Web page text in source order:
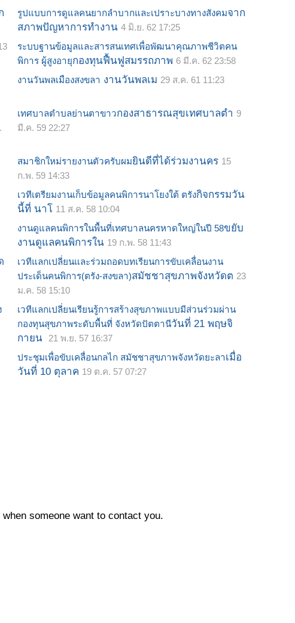
รูปแบบการดูแลคนยากลำบากและเปราะบางทางสังคมจาก
สภาพปัญหาการทำงาน 4 มิ.ย. 62 17:25
ระบบฐานข้อมูลและสารสนเทศเพื่อพัฒนาคุณภาพชีวิตคน
พิการ ผู้สูงอายุกองทุนฟื้นฟูสมรรถภาพ 6 มี.ค. 62 23:58
งานวันพลเมืองสงขลา งานวันพลเม 29 ส.ค. 61 11:23
เทศบาลตำบลย่านตาขาวกองสาธารณสุขเทศบาลตำ 9
มี.ค. 59 22:27
สมาชิกใหม่รายงานตัวครับผมยินดีที่ได้ร่วมงานคร 15
ก.พ. 59 14:33
เวทีเตรียมงานเก็บข้อมูลคนพิการนาโยงใต้ ตรังกิจกรรมวัน
นี้ที่ นาโ 11 ส.ค. 58 10:04
งานดูแลคนพิการในพื้นที่เทศบาลนครหาดใหญ่ในปี 58ขยับ
งานดูแลคนพิการใน 19 ก.พ. 58 11:43
เวทีแลกเปลี่ยนและร่วมถอดบทเรียนการขับเคลื่อนงาน
ประเด็นคนพิการ(ตรัง-สงขลา)สมัชชาสุขภาพจังหวัดต 23
ม.ค. 58 15:10
เวทีแลกเปลี่ยนเรียนรู้การสร้างสุขภาพแบบมีส่วนร่วมผ่าน
กองทุนสุขภาพระดับพื้นที่ จังหวัดปัตตานีวันที่ 21 พฤษจิ
กายน
21 พ.ย. 57 16:37
ประชุมเพื่อขับเคลื่อนกลไก สมัชชาสุขภาพจังหวัดยะลาเมื่อ
วันที่ 10 ตุลาค 19 ต.ค. 57 07:27
someone want to contact you.